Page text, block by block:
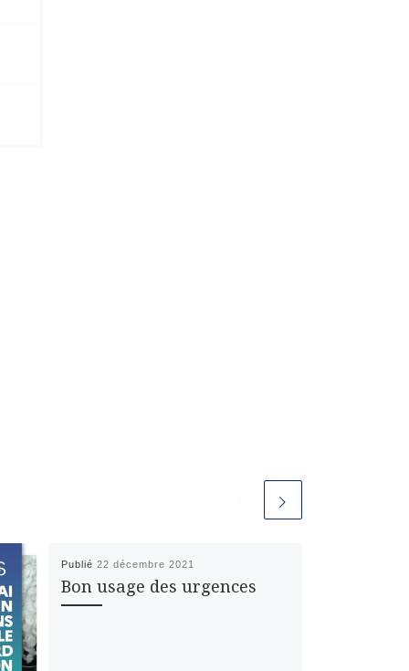
Publié 22 décembre 2021
Bon usage des urgences